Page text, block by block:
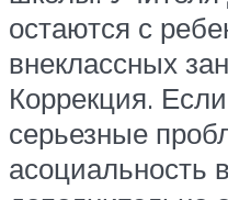
остаются с
внеклассных
Коррекция.
серьезные
асоциальность